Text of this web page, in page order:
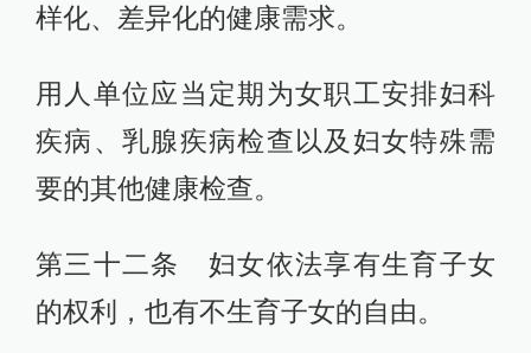
样化、差异化的健康需求。
用人单位应当定期为女职工安排妇科
疾病、乳腺疾病检查以及妇女特殊需
要的其他健康检查。
第三十二条 妇女依法享有生育子女
的权利，也有不生育子女的自由。